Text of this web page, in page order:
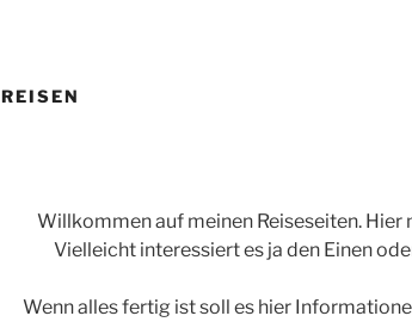
REISEN
Willkommen auf meinen Reiseseiten.
Vielleicht interessiert es ja den Einen
Wenn alles fertig ist soll es hier